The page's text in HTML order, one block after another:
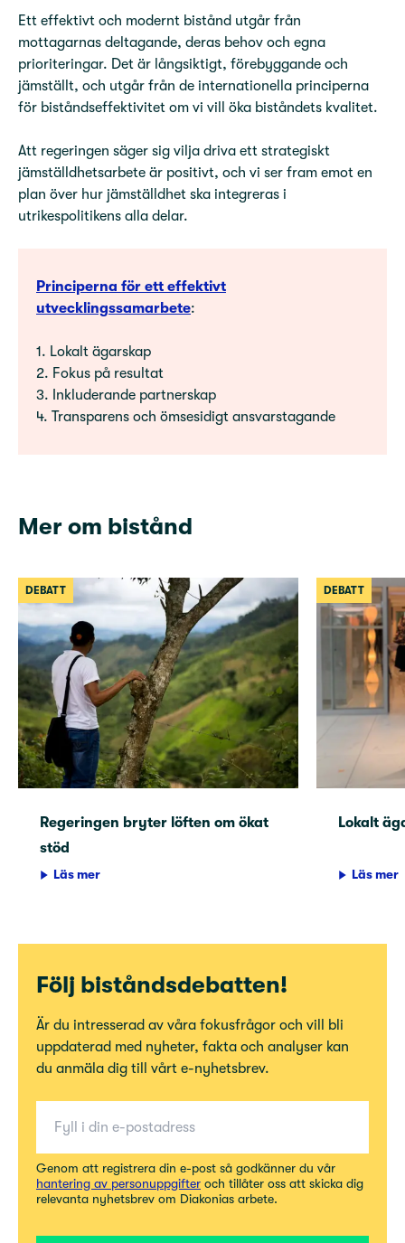
Ett effektivt och modernt bistånd utgår från
mottagarnas deltagande, deras behov och egna
prioriteringar. Det är långsiktigt, förebyggande och
jämställt, och utgår från de internationella principerna
för biståndseffektivitet om vi vill öka biståndets kvalitet.
Att regeringen säger sig vilja driva ett strategiskt
jämställdhetsarbete är positivt, och vi ser fram emot en
plan över hur jämställdhet ska integreras i
utrikespolitikens alla delar.
Principerna för ett effektivt
utvecklingssamarbete:
1. Lokalt ägarskap
2. Fokus på resultat
3. Inkluderande partnerskap
4. Transparens och ömsesidigt ansvarstagande
Mer om bistånd
DEBATT
Regeringen bryter löften om ökat
stöd
Läs mer
DEBATT
Lokalt
Läs mer
Följ biståndsdebatten!
Är du intresserad av våra fokusfrågor och vill bli
uppdaterad med nyheter, fakta och analyser kan
du anmäla dig till vårt e-nyhetsbrev.
E-post
Genom att registrera din e-post så godkänner du vår
hantering av personuppgifter och tillåter oss att skicka dig
relevanta nyhetsbrev om Diakonias arbete.